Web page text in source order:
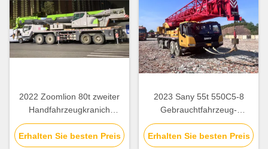
2022 Zoomlion 80t zweiter
Handfahrzeugkranich
ZCT800V663-1 für Baustelle
Erhalten Sie besten Preis
2023 Sany 55t 550C5-8
Gebrauchtfahrzeug-
Kranhebeausrüstung für
Baustellen
Erhalten Sie besten Preis